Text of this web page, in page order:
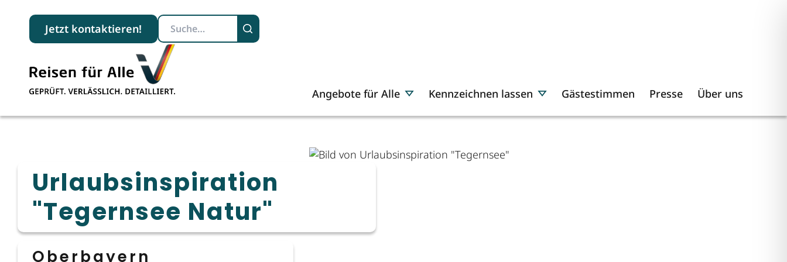
Angebote für Alle Kennzeichnen lassen Gästestimmen Presse Über uns
Jetzt kontaktieren!
Suchbegriff
Urlaubsinspiration
"Tegernsee Natur"
Oberbayern